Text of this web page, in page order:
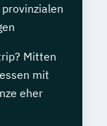
Mitten
mit
eher